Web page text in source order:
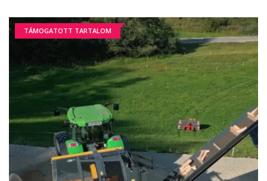
TÁMOGATOTT TARTALOM